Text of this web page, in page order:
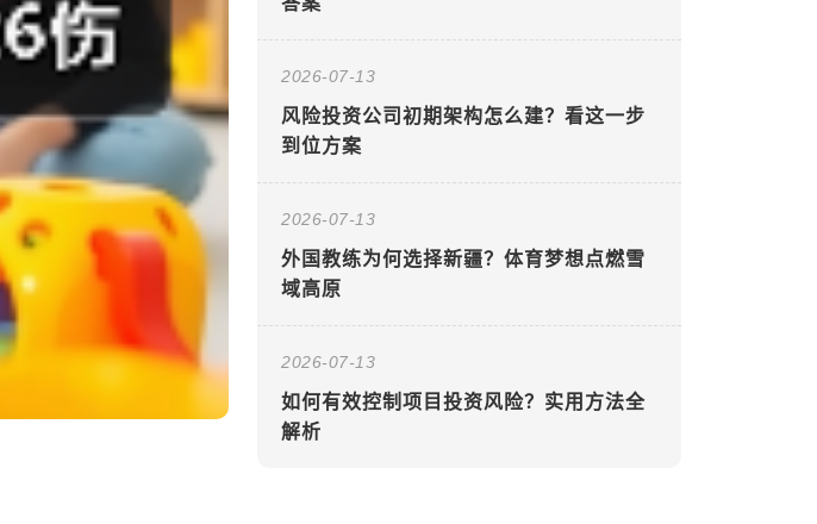
2026-07-13
风险投资公司初期架构怎么建？看这一步
到位方案
2026-07-13
外国教练为何选择新疆？体育梦想点燃雪
域高原
2026-07-13
如何有效控制项目投资风险？实用方法全
解析